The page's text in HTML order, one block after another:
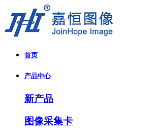
首页
产品中心
新产品
图像采集卡